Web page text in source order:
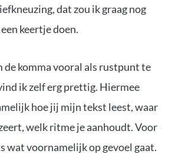
dat zou ik graag nog
keertje doen.
de komma vooral als rustpunt te
ik zelf erg prettig. Hiermee
hoe jij mijn tekst leest, waar
welk ritme je aanhoudt. Voor
wat voornamelijk op gevoel gaat.